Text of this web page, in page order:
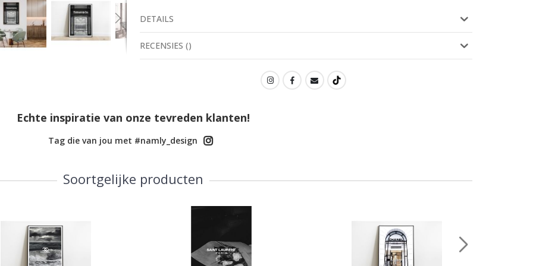
DETAILS
RECENSIES ()
Echte inspiratie van onze tevreden klanten!
Tag die van jou met #namly_design
Soortgelijke producten